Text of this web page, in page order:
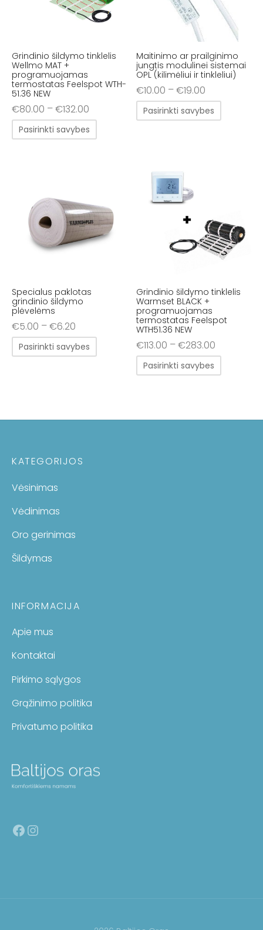
Grindinio šildymo tinklelis
Wellmo MAT +
programuojamas
termostatas Feelspot WTH-
51.36 NEW
€80.00 –€132.00
Pasirinkti savybes
Maitinimo ar prailginimo
jungtis modulinei sistemai
OPL (kilimėliui ir tinkleliui)
€10.00 –€19.00
Pasirinkti savybes
Specialus paklotas
grindinio šildymo
plėvelėms
€5.00 –€6.20
Pasirinkti savybes
Grindinio šildymo tinklelis
Warmset BLACK +
programuojamas
termostatas Feelspot
WTH51.36 NEW
€113.00 –€283.00
Pasirinkti savybes
KATEGORIJOS
Vėsinimas
Vėdinimas
Oro gerinimas
Šildymas
INFORMACIJA
Apie mus
Kontaktai
Pirkimo sąlygos
Grąžinimo politika
Privatumo politika
Facebook